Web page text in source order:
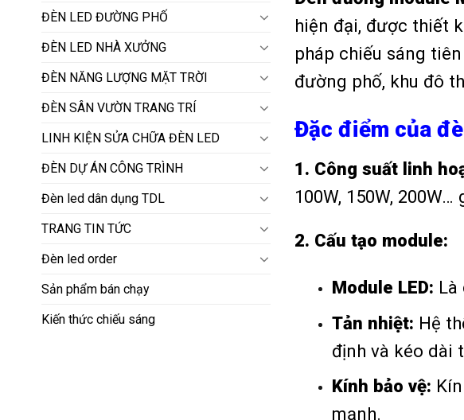
ĐÈN LED ĐƯỜNG PHỐ
ĐÈN LED NHÀ XƯỞNG
ĐÈN NĂNG LƯỢNG MẶT TRỜI
ĐÈN SÂN VƯỜN TRANG TRÍ
LINH KIỆN SỬA CHỮA ĐÈN LED
ĐÈN DỰ ÁN CÔNG TRÌNH
Đèn led dân dụng TDL
TRANG TIN TỨC
Đèn led order
Sản phẩm bán chạy
Kiến thức chiếu sáng
hiện đại, được thiết
pháp chiếu sáng
đường phố, khu đô
Đặc điểm của
1. Công suất linh
100W, 150W,
2. Cấu tạo module:
Module LED: Là
Tản nhiệt: Hệ
định và kéo dài
Kính bảo vệ:
mạnh.